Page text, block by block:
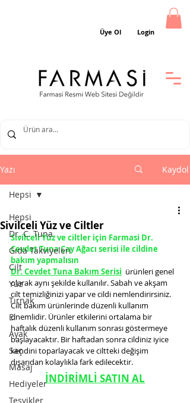
Login
Üye Ol
Yazı Kaydol
Hepsi
Dr. C. Tuna
Gıda Takviyeleri
Cilt
Yüz
Tırnak
El
Ayak
Saç
Masaj
Hediyeler
Teşvikler
Hepsi
Sivilceli Yüz ve Ciltler
Sivilceli Yüz ve ciltler için Farmasi Dr.
Cevdet Tuna Çay Ağacı serisi ile cildine
bakım yapmalısın
Dr. Cevdet Tuna Bakım Serisi ürünleri genel
olarak aynı şekilde kullanılır. Sabah ve akşam
cilt temizliğinizi yapar ve cildi nemlendirirsiniz.
Cilt bakım ürünlerinde düzenli kullanım
önemlidir. Ürünler etkilerini ortalama bir
haftalık düzenli kullanım sonrası göstermeye
başlayacaktır. Bir haftadan sonra cildiniz iyice
kendini toparlayacak ve ciltteki değişim
dışarıdan kolaylıkla fark edilecektir.
İNDİRİMLİ SATIN AL